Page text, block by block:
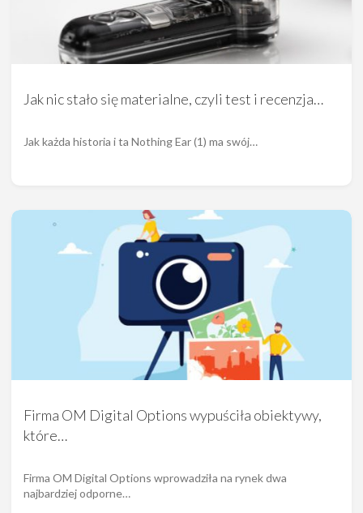
Jak nic stało się materialne, czyli test i recenzja…
Jak każda historia i ta Nothing Ear (1) ma swój…
Firma OM Digital Options wypuściła obiektywy,
które…
Firma OM Digital Options wprowadziła na rynek dwa
najbardziej odporne…